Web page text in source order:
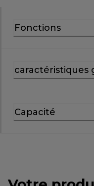
Fonctions
caractéristiques
Capacité